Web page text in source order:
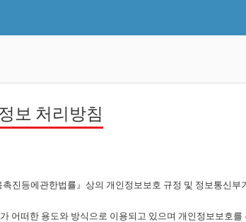
보 처리방침
진등에관한법률』상의 개인정보보호 규정 및 정보통신
어떠한 용도와 방식으로 이용되고 있으며 개인정보보호